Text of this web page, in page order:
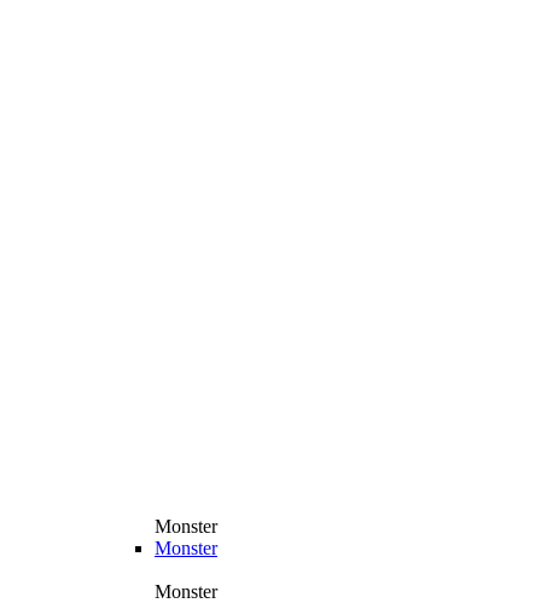
Monster
Monster
Monster